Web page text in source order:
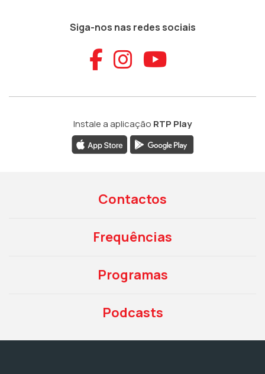
Siga-nos nas redes sociais
Aceder ao
Aceder ao
Aceder
Instale a aplicação RTP Play
Contactos
Frequências
Programas
Podcasts